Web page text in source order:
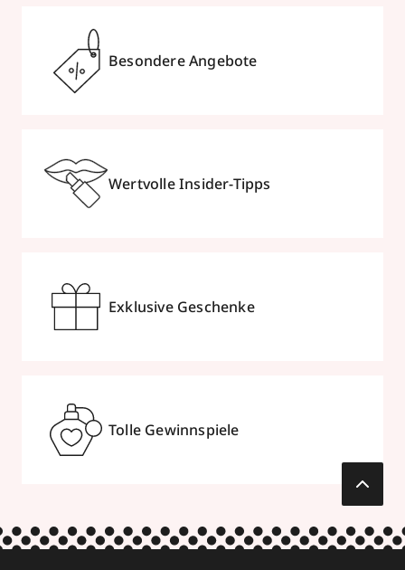
Besondere Angebote
Wertvolle Insider-Tipps
Exklusive Geschenke
Tolle Gewinnspiele